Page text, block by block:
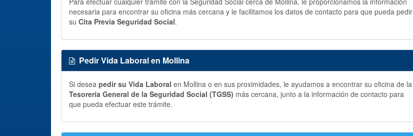
necesaria para encontrar su oficina más cercana y le facilitamos los datos de contacto para que pueda pedir
su Cita Previa Seguridad Social.
Pedir Vida Laboral en Mollina
Si desea pedir su Vida Laboral en Mollina o en sus proximidades, le ayudamos a encontrar su oficina de la
Tesorería General de la Seguridad Social (TGSS) más cercana, junto a la información de contacto para
que pueda efectuar este trámite.